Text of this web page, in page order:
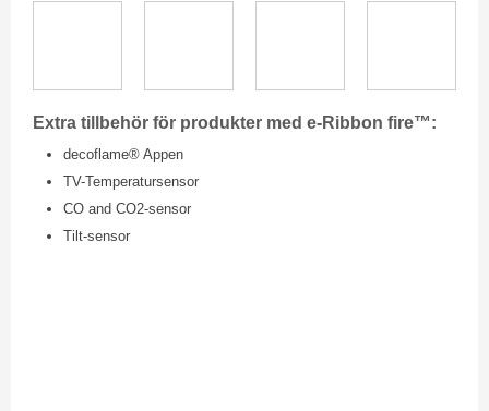
Extra tillbehör för produkter med e-Ribbon fire™:
decoflame® Appen
TV-Temperatursensor
CO and CO2-sensor
Tilt-sensor